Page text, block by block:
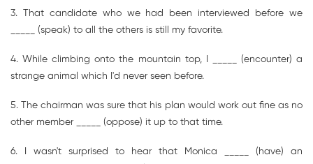
3. That candidate who we had been interviewed before we
_____ (speak) to all the others is still my favorite.
4. While climbing onto the mountain top, I _____ (encounter) a
strange animal which I'd never seen before.
5. The chairman was sure that his plan would work out fine as no
other member _____ (oppose) it up to that time.
6. I wasn't surprised to hear that Monica _____ (have) an